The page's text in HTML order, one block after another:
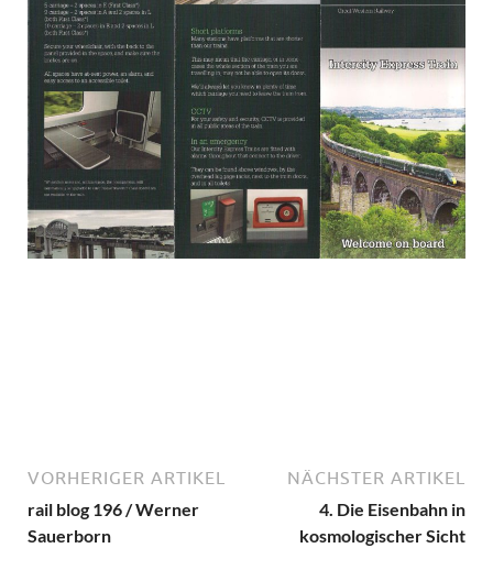
VORHERIGER ARTIKEL
rail blog 196 / Werner
Sauerborn
NÄCHSTER ARTIKEL
4. Die Eisenbahn in
kosmologischer Sicht